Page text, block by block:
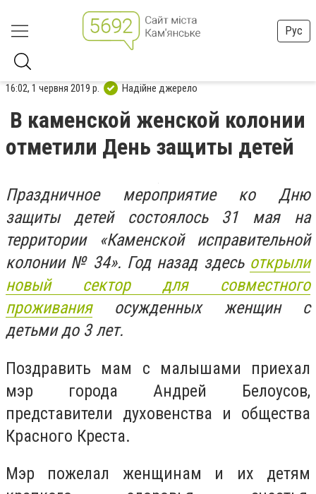
Рус
16:02, 1 червня 2019 р. Надійне джерело
В каменской женской колонии
отметили День защиты детей
Праздничное мероприятие ко Дню
защиты детей состоялось 31 мая на
территории «Каменской исправительной
колонии № 34». Год назад здесь открыли
новый сектор для совместного
проживанияосужденных женщин с
детьми до 3 лет.
Поздравить мам с малышами приехал
мэр города Андрей Белоусов,
представители духовенства и общества
Красного Креста.
Мэр пожелал женщинам и их детям